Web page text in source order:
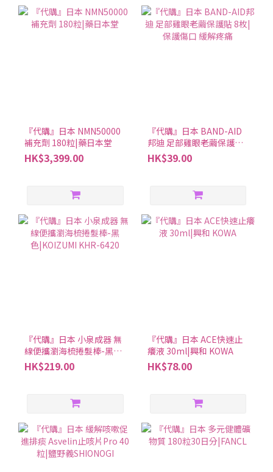
『代購』日本 NMN50000
補充劑 180粒|藥日本堂
HK$3,399.00
『代購』日本 BAND-AID
邦迪 足部雞眼老繭保護貼
8枚|保護傷口 緩解疼痛
HK$39.00
『代購』日本 小泉成器 無
線便攜瀏海梳捲髮棒-黑
色|KOIZUMI KHR-6420
HK$219.00
『代購』日本 ACE快速止
癢液 30ml|興和 KOWA
HK$78.00